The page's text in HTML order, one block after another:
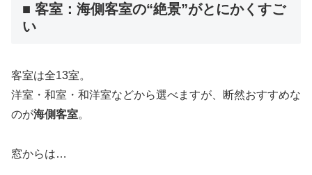
■ 客室：海側客室の“絶景”がとにかくすご
い
客室は全13室。
洋室・和室・和洋室などから選べますが、断然おすすめな
のが海側客室。
窓からは…